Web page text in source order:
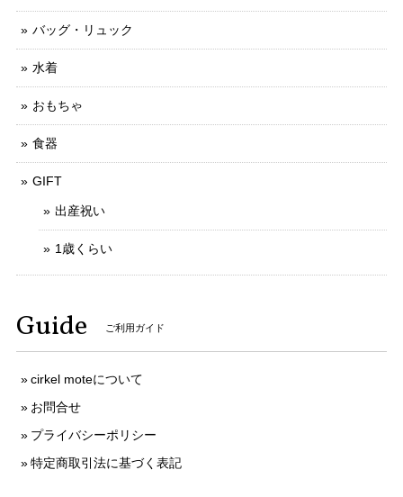
バッグ・リュック
水着
おもちゃ
食器
GIFT
出産祝い
1歳くらい
Guide ご利用ガイド
cirkel moteについて
お問合せ
プライバシーポリシー
特定商取引法に基づく表記